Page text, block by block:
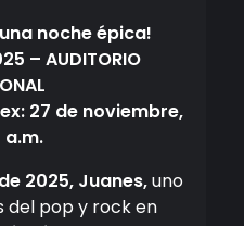
noche épica!
– AUDITORIO
27 de noviembre,
a.m.
2025, Juanes,uno
del pop y rock en